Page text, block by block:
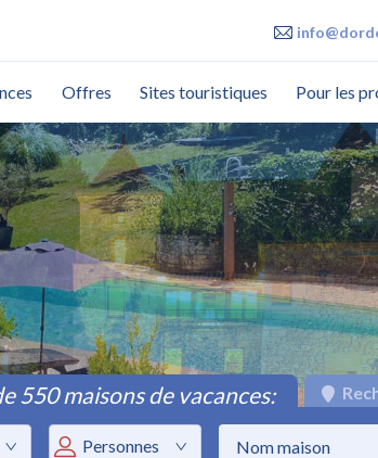
Offres Sites touristiques Pour les
550 maisons de vacances:
Personnes